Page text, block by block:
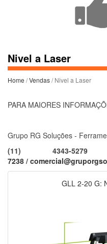
Nivel a Laser
Home /Vendas/ Nivel a Laser
PARA MAIORES
Grupo RG Soluções -
(11) 4343-
7238 /
GLL 2-20 G: